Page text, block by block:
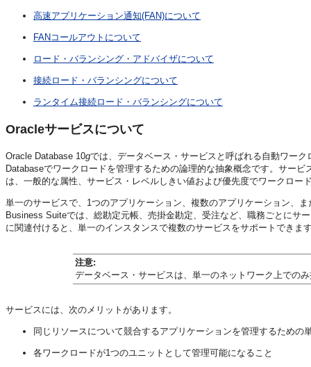
高速アプリケーション通知(FAN)について
FANコールアウトについて
ロード・バランシング・アドバイザについて
接続ロード・バランシングについて
ランタイム接続ロード・バランシングについて
Oracleサービスについて
Oracle Database 10gでは、データベース・サービスと呼ばれる自動ワー
Databaseでワークロードを管理するための論理的な抽象概念です。サー
は、一般的な属性、サービス・レベルしきい値および優先度でワークロー
単一のサービスで、1つのアプリケーション、複数のアプリケーション、
Business Suiteでは、総勘定元帳、売掛金勘定、受注など、職務ごとにサ
に関連付けると、単一のインスタンスで複数のサービスをサポートできま
注意:
データベース・サービスは、単一のネットワーク上での
サービスには、次のメリットがあります。
同じリソースについて競合するアプリケーションを管理するための
各ワークロードが1つのユニットとして管理可能になること